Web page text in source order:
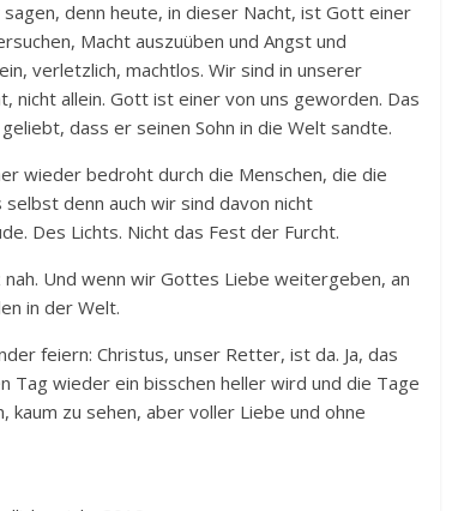
denn heute, in dieser Nacht, ist Gott einer
Macht auszuüben und Angst und
verletzlich, machtlos. Wir sind in unserer
nicht allein. Gott ist einer von uns geworden. Das
dass er seinen Sohn in die Welt sandte.
wieder bedroht durch die Menschen, die die
selbst denn auch wir sind davon nicht
Des Lichts. Nicht das Fest der Furcht.
Und wenn wir Gottes Liebe weitergeben, an
in der Welt.
feiern: Christus, unser Retter, ist da. Ja, das
Tag wieder ein bisschen heller wird und die Tage
zu sehen, aber voller Liebe und ohne